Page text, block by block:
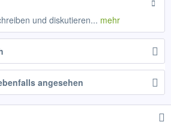
und diskutieren... mehr
angesehen